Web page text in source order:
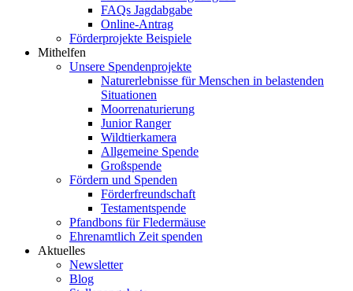
FAQs Jagdabgabe
Online-Antrag
Förderprojekte Beispiele
Mithelfen
Unsere Spendenprojekte
Naturerlebnisse für Menschen in belastenden
Situationen
Moorrenaturierung
Junior Ranger
Wildtierkamera
Allgemeine Spende
Großspende
Fördern und Spenden
Förderfreundschaft
Testamentspende
Pfandbons für Fledermäuse
Ehrenamtlich Zeit spenden
Aktuelles
Newsletter
Blog